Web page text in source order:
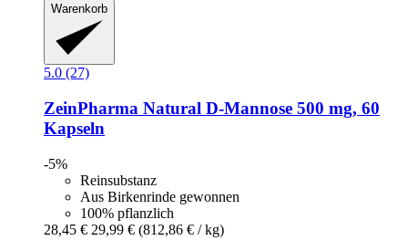
Warenkorb
5.0 (27)
ZeinPharma Natural D-​Mannose 500 mg, 60
Kapseln
-5%
Reinsubstanz
Aus Birkenrinde gewonnen
100% pflanzlich
28,45 € 29,99 € (812,86 € / kg)